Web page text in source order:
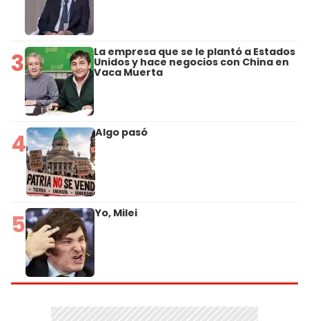
3 La empresa que se le plantó a Estados
Unidos y hace negocios con China en
Vaca Muerta
4 Algo pasó
5 Yo, Milei